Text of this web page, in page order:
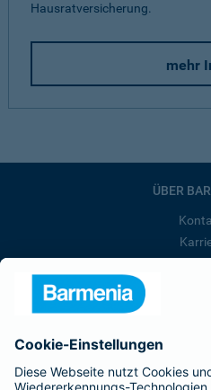
Hausratversicherung.
mehr
ÜBER
Barmenia ist Teil der